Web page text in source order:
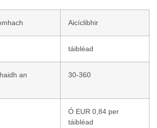
Aicíclibhir
táibléad
an
30-360
Ó EUR 0,84 per
táibléad